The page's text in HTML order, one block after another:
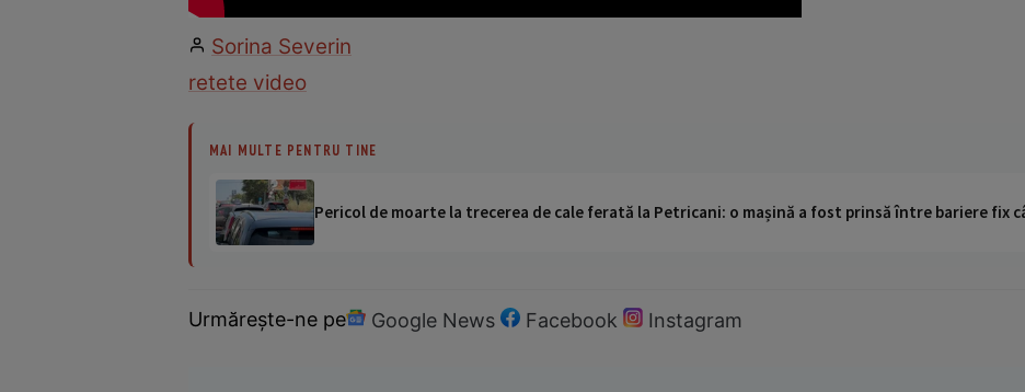
Sorina Severin
retete video
MAI MULTE PENTRU TINE
Pericol de moarte la trecerea de cale ferată la Petricani: o mașină a fost prinsă între bariere fix
Urmărește-ne pe Google News Facebook Instagram